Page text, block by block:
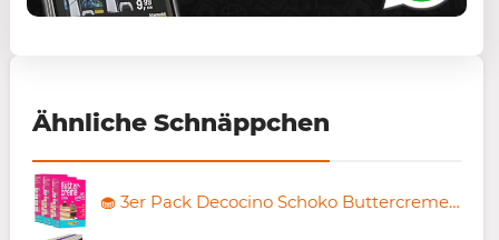
Ähnliche Schnäppchen
🧁 3er Pack Decocino Schoko Buttercreme Fertigmischung, je 250g ab 5,22€ (statt 13€)